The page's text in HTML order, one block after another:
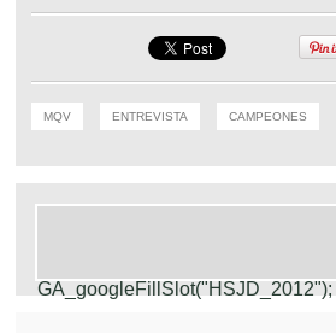
MQV ENTREVISTA CAMPEONES
GA_googleFillSlot("HSJD_2012");